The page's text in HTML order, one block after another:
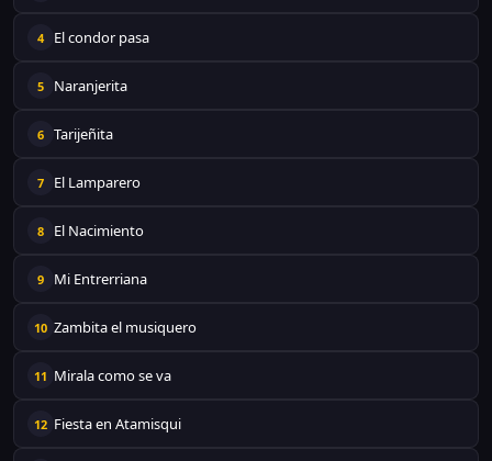
4 El condor pasa
5 Naranjerita
6 Tarijeñita
7 El Lamparero
8 El Nacimiento
9 Mi Entrerriana
10 Zambita el musiquero
11 Mirala como se va
12 Fiesta en Atamisqui